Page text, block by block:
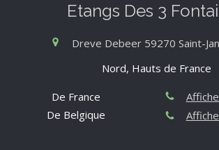
Etangs Des 3
Dreve Debeer 59270 Saint-
Nord, Hauts de France
De France
De Belgique